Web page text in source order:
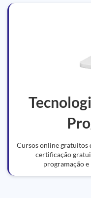
Cursos online gratuitos
certificação
programação